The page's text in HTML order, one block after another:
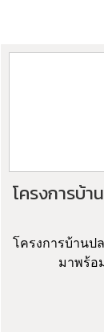
โครงการบ้
โครงการบ้านป
มาพร้อ